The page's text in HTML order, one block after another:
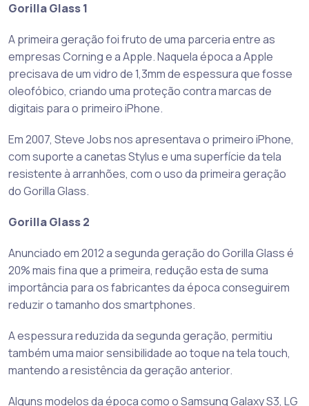
Gorilla Glass 1
A primeira geração foi fruto de uma parceria entre as
empresas Corning e a Apple. Naquela época a Apple
precisava de um vidro de 1,3mm de espessura que fosse
oleofóbico, criando uma proteção contra marcas de
digitais para o primeiro iPhone.
Em 2007, Steve Jobs nos apresentava o primeiro iPhone,
com suporte a canetas Stylus e uma superfície da tela
resistente à arranhões, com o uso da primeira geração
do Gorilla Glass.
Gorilla Glass 2
Anunciado em 2012 a segunda geração do Gorilla Glass é
20% mais fina que a primeira, redução esta de suma
importância para os fabricantes da época conseguirem
reduzir o tamanho dos smartphones.
A espessura reduzida da segunda geração, permitiu
também uma maior sensibilidade ao toque na tela touch,
mantendo a resistência da geração anterior.
Alguns modelos da época como o Samsung Galaxy S3, LG